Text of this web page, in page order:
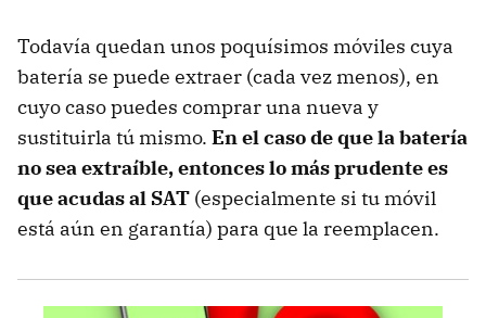
Todavía quedan unos poquísimos móviles cuya
batería se puede extraer (cada vez menos), en
cuyo caso puedes comprar una nueva y
sustituirla tú mismo. En el caso de que la batería
no sea extraíble, entonces lo más prudente es
que acudas al SAT (especialmente si tu móvil
está aún en garantía) para que la reemplacen.